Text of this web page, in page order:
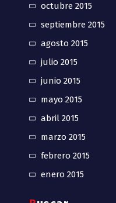
octubre 2015
septiembre 2015
agosto 2015
julio 2015
junio 2015
mayo 2015
abril 2015
marzo 2015
febrero 2015
enero 2015